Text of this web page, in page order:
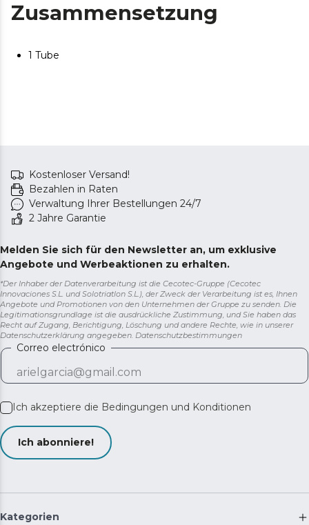
Zusammensetzung
1 Tube
Kostenloser Versand!
Bezahlen in Raten
Verwaltung Ihrer Bestellungen 24/7
2 Jahre Garantie
Melden Sie sich für den Newsletter an, um exklusive
Angebote und Werbeaktionen zu erhalten.
*Der Inhaber der Datenverarbeitung ist die Cecotec-Gruppe (Cecotec
Innovaciones S.L. und Solotriatlon S.L.), der Zweck der Verarbeitung ist es, Ihnen
Angebote und Promotionen von den Unternehmen der Gruppe zu senden. Die
Legitimationsgrundlage ist die ausdrückliche Zustimmung, und Sie haben das
Recht auf Zugang, Berichtigung, Löschung und andere Rechte, wie in unserer
Datenschutzerklärung angegeben. Datenschutzbestimmungen
Correo electrónico
Ich akzeptiere die Bedingungen und Konditionen
Ich abonniere!
Kategorien